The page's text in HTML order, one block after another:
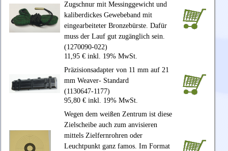
Zugschnur mit Messinggewicht und
kaliberdickes Gewebeband mit
eingearbeiteter Bronzebürste. Dafür
muss der Lauf gut zugänglich sein.
(1270090-022)
11,95 € inkl. 19% MwSt.
Präzisionsadapter von 11 mm auf 21
mm Weaver- Standard
(1130647-1177)
95,80 € inkl. 19% MwSt.
Wegen dem weißen Zentrum ist diese
Zielscheibe auch zum anvisieren
mittels Zielfernrohren oder
Leuchtpunkt ganz famos. Im Format